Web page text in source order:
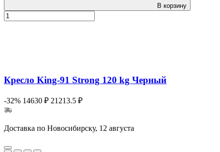
В корзину
Кресло King-91 Strong 120 kg Черный
-32% 14630 ₽ 21213.5 ₽
Доставка по Новосибирску, 12 августа